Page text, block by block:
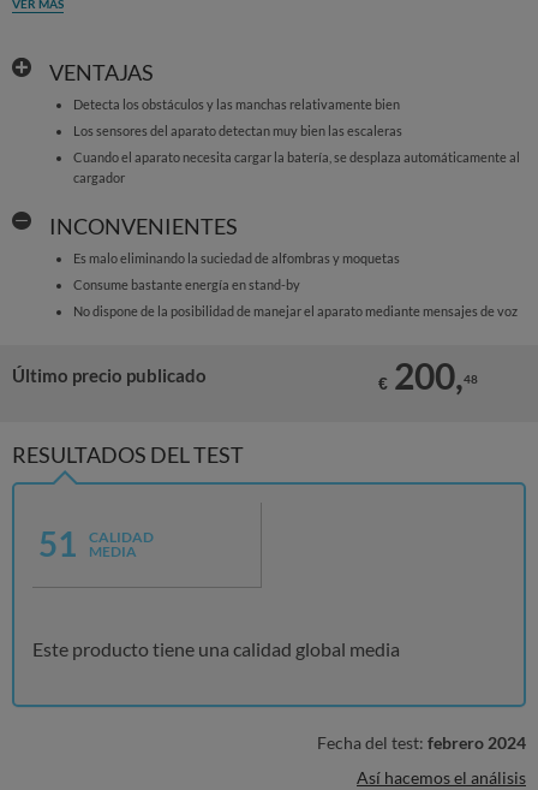
VER MÁS
VENTAJAS
Detecta los obstáculos y las manchas relativamente bien
Los sensores del aparato detectan muy bien las escaleras
Cuando el aparato necesita cargar la batería, se desplaza automáticamente al
cargador
INCONVENIENTES
Es malo eliminando la suciedad de alfombras y moquetas
Consume bastante energía en stand-by
No dispone de la posibilidad de manejar el aparato mediante mensajes de voz
Último precio publicado € 200,48
RESULTADOS DEL TEST
51
CALIDAD
MEDIA
Este producto tiene una calidad global media
Fecha del test: febrero 2024
Así hacemos el análisis